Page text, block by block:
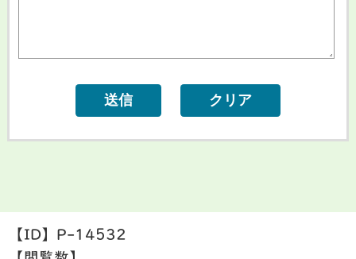
【ID】 P-14532